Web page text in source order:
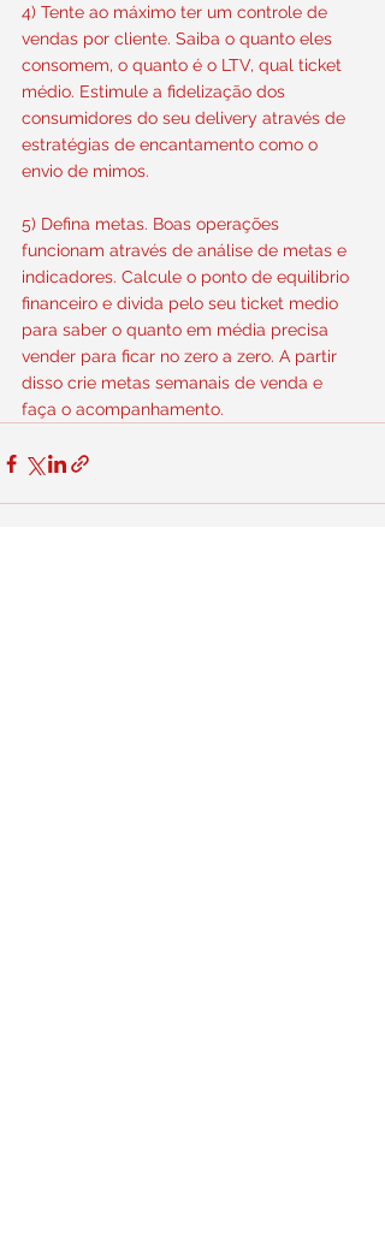
4) Tente ao máximo ter um controle de
vendas por cliente. Saiba o quanto eles
consomem, o quanto é o LTV, qual ticket
médio. Estimule a fidelização dos
consumidores do seu delivery através de
estratégias de encantamento como o
envio de mimos.
5) Defina metas. Boas operações
funcionam através de análise de metas e
indicadores. Calcule o ponto de equilibrio
financeiro e divida pelo seu ticket medio
para saber o quanto em média precisa
vender para ficar no zero a zero. A partir
disso crie metas semanais de venda e
faça o acompanhamento.